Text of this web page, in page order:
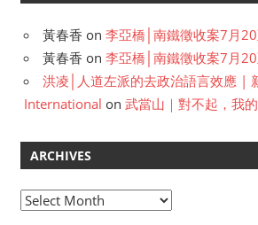
黃春香 on 李亞橋│南鐵徵收案7月
黃春香 on 李亞橋│南鐵徵收案7月
洪凌│人道左派的去政治語言效應 |
International on 武當山｜對不起，我
ARCHIVES
A